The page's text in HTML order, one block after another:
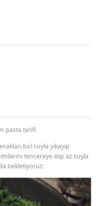
pasta tarifi.
bol suyla yıkayıp
tencereye alıp az suyla
bekletiyoruz.